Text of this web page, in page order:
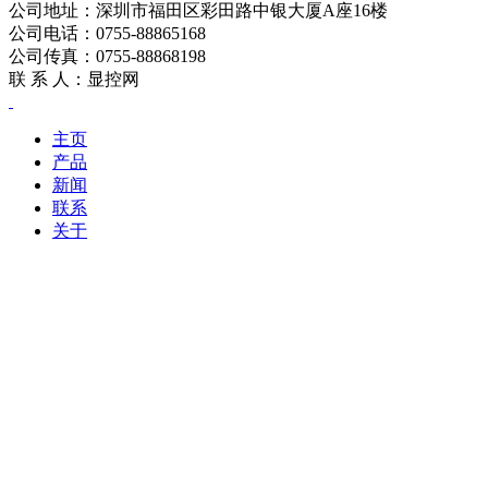
公司地址：深圳市福田区彩田路中银大厦A座16楼
公司电话：0755-88865168
公司传真：0755-88868198
联 系 人：显控网
主页
产品
新闻
联系
关于